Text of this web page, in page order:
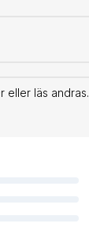
eller läs andras.